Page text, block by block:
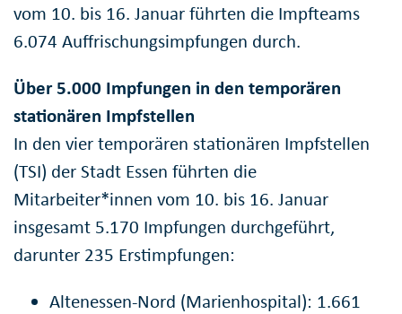
vom 10. bis 16. Januar führten die Impfteams
6.074 Auffrischungsimpfungen durch.
Über 5.000 Impfungen in den temporären
stationären Impfstellen
In den vier temporären stationären Impfstellen
(TSI) der Stadt Essen führten die
Mitarbeiter*innen vom 10. bis 16. Januar
insgesamt 5.170 Impfungen durchgeführt,
darunter 235 Erstimpfungen:
Altenessen-Nord (Marienhospital): 1.661